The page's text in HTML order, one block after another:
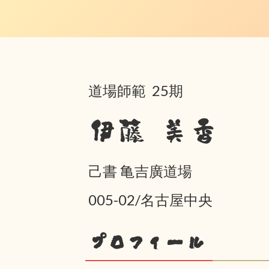
道場師範 25期
伊藤 美香
己書 亀吉廣道場
005-02/名古屋中央
プロフィール